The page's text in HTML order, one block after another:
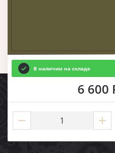
В наличии на складе
6 600